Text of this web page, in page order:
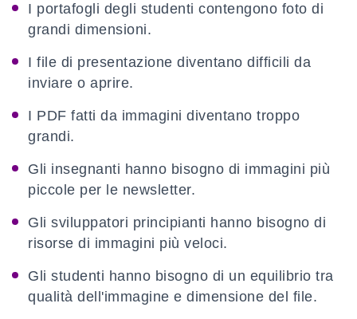
I portafogli degli studenti contengono foto di
grandi dimensioni.
I file di presentazione diventano difficili da
inviare o aprire.
I PDF fatti da immagini diventano troppo
grandi.
Gli insegnanti hanno bisogno di immagini più
piccole per le newsletter.
Gli sviluppatori principianti hanno bisogno di
risorse di immagini più veloci.
Gli studenti hanno bisogno di un equilibrio tra
qualità dell'immagine e dimensione del file.